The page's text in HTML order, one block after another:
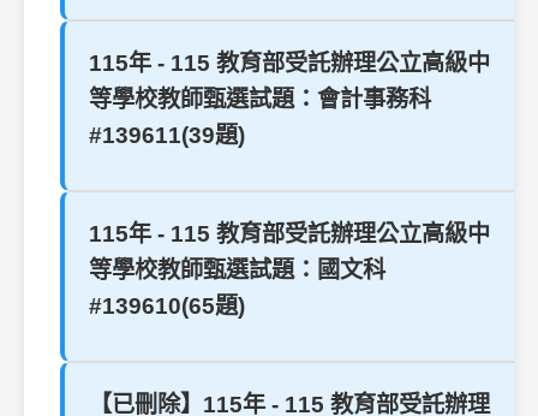
115年 - 115 教育部受託辦理公立高級中
等學校教師甄選試題：會計事務科
#139611(39題)
115年 - 115 教育部受託辦理公立高級中
等學校教師甄選試題：國文科
#139610(65題)
【已刪除】115年 - 115 教育部受託辦理